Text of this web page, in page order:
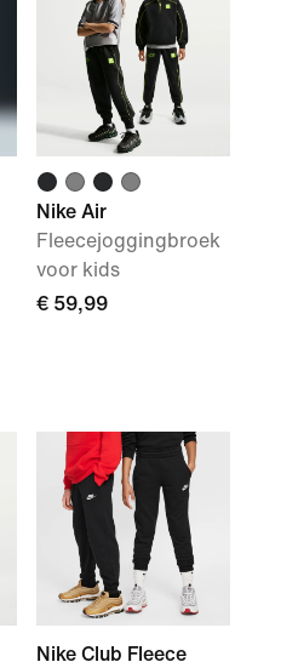
Nike Air
Fleecejoggingbroek
voor kids
€ 59,99
Nike Club Fleece